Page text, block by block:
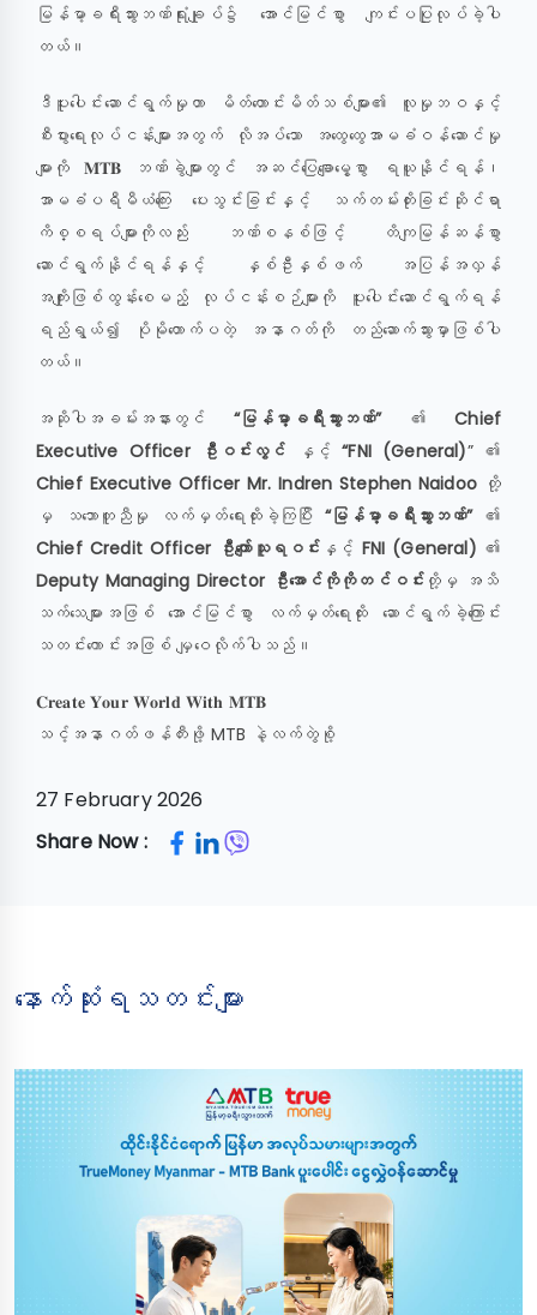
မြန်မာ့ခရီးသွားဘဏ်ရုံးချုပ်၌ အောင်မြင်စွာ ကျင်းပပြုလုပ်ခဲ့ပါ
တယ်။
ဒီပူးပေါင်းဆောင်ရွက်မှုဟာ မိတ်ဟောင်းမိတ်သစ်များ၏ လူမှုဘဝနှင့်
စီးပွားရေးလုပ်ငန်းများအတွက် လိုအပ်သော အထွေထွေအာမခံဝန်ဆောင်မှု
များကို 𝐌𝐓𝐁 ဘဏ်ခွဲများတွင် အဆင်ပြေချောမွေ့စွာ ရယူနိုင်ရန်၊
အာမခံပရီမီယံကြေး ပေးသွင်းခြင်းနှင့် သက်တမ်းတိုးခြင်းဆိုင်ရာ
ကိစ္စရပ်များကိုလည်း ဘဏ်စနစ်ဖြင့် တိကျမြန်ဆန်စွာ
ဆောင်ရွက်နိုင်ရန်နှင့် နှစ်ဦးနှစ်ဖက် အပြန်အလှန်
အကျိုးဖြစ်ထွန်းစေမည့် လုပ်ငန်းစဉ်များကို ပူးပေါင်းဆောင်ရွက်ရန်
ရည်ရွယ်၍ ပိုမိုတောက်ပတဲ့ အနာဂတ်ကို တည်ဆောက်သွားမှာဖြစ်ပါ
တယ်။
အဆိုပါအခမ်းအနားတွင် “မြန်မာ့ခရီးသွားဘဏ်”၏Chief
Executive Officer ဦးဝင်းလွင် နှင့်“FNI (General)” ၏
Chief Executive Officer Mr. Indren Stephen Naidoo တို့
မှ သဘောတူညီမှု လက်မှတ်ရေးထိုးခဲ့ကြပြီး “မြန်မာ့ခရီးသွားဘဏ်”၏
Chief Credit Officer ဦးကျော်သူရဝင်း နှင့် FNI (General) ၏
Deputy Managing Director ဦးအောင်ကိုကိုတင်ဝင်း တို့မှ အသိ
သက်သေများအဖြစ် အောင်မြင်စွာ လက်မှတ်ရေးထိုး ဆောင်ရွက်ခဲ့ကြောင်း
သတင်းကောင်းအဖြစ် မျှဝေလိုက်ပါသည်။
𝐂𝐫𝐞𝐚𝐭𝐞 𝐘𝐨𝐮𝐫 𝐖𝐨𝐫𝐥𝐝 𝐖𝐢𝐭𝐡 𝐌𝐓𝐁
သင့်အနာဂတ်ဖန်တီးဖို့ MTB နဲ့လက်တွဲစို့
27 February 2026
Share Now :
နောက်ဆုံးရသတင်းများ